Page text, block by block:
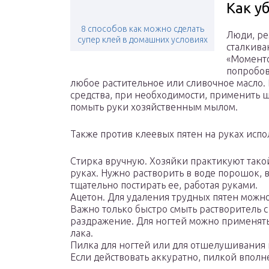
8 способов как можно сделать
супер клей в домашних условиях
Как
Люди,
любое растительное или сливочное
средства, при необходимости,
помыть руки хозяйственным мылом.
Также против клеевых пятен на руках
Стирка вручную. Хозяйки практикуют
руках. Нужно растворить в воде
тщательно постирать ее, работая руками.
Ацетон. Для удаления трудных пятен
Важно только быстро смыть растворитель
раздражение. Для ногтей можно
лака.
Пилка для ногтей или для отшелушивания
Если действовать аккуратно, пилкой